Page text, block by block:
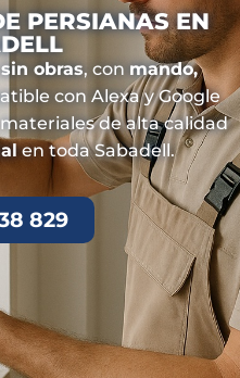
PERSIANAS EN
sin obras, con mando,
con Alexa y Google
de alta calidad
en toda Sabadell.
829